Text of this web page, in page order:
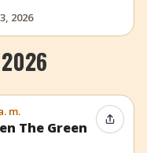
2026
2026
m.
The Green